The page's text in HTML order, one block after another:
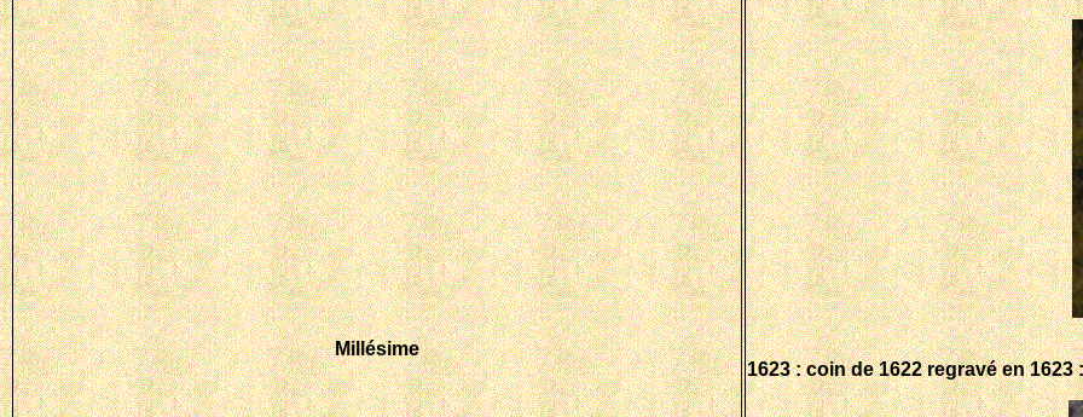
Millésime
1623 : coin de 1622 regravé en 1623 :